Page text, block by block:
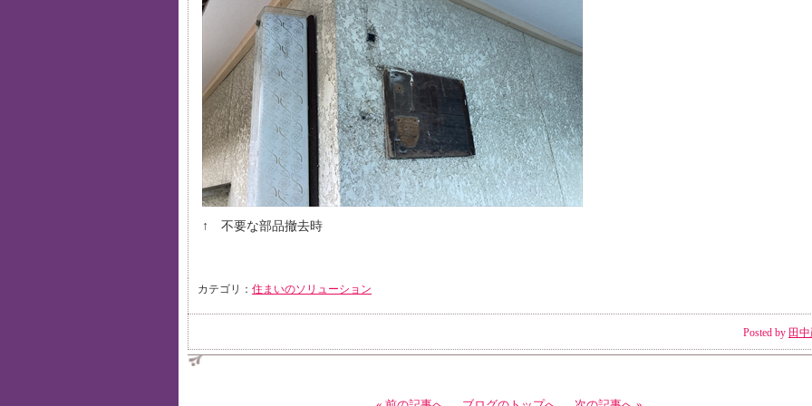
↑ 不要な部品撤去時
カテゴリ： 住まいのソリューション
Posted by 田